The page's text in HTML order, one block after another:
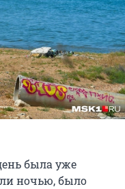
была уже
ночью, было